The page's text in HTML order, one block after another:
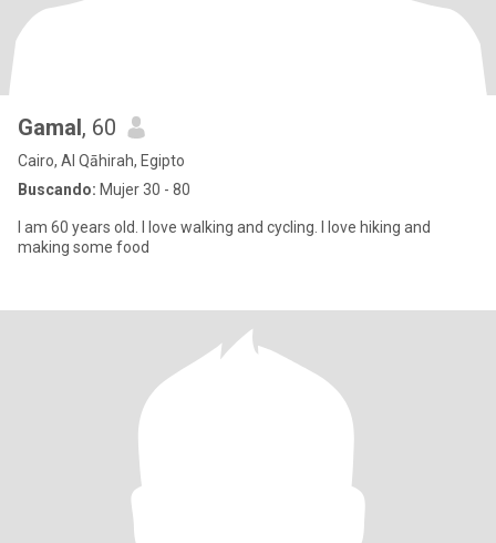
Gamal, 60
Cairo, Al Qāhirah, Egipto
Buscando: Mujer 30 - 80
I am 60 years old. I love walking and cycling. I love hiking and
making some food